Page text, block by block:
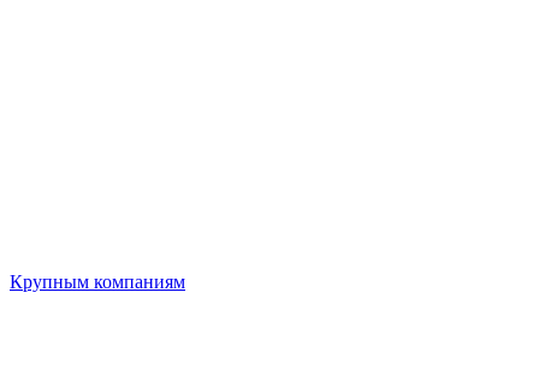
Крупным компаниям